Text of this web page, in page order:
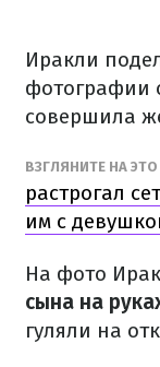
Иракли
фотографии
совершила
ВЗГЛЯНИТЕ НА ЭТО
растрогал
им с
На фото
сына на
гуляли на